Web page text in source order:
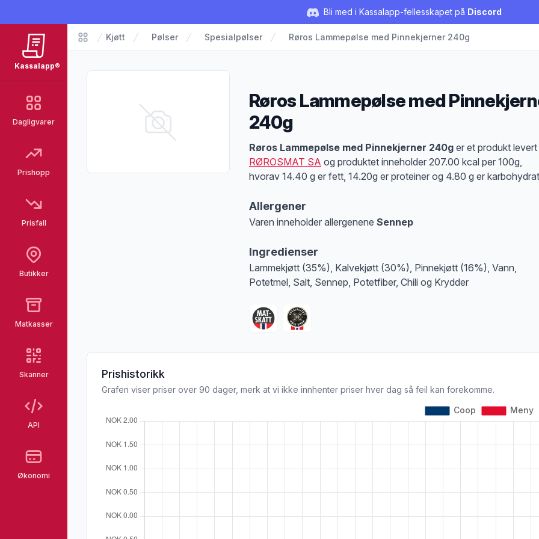
Bli med i Kassalapp-fellesskapet på Discord
Kassalapp®
Dagligvarer
Prishopp
Prisfall
Butikker
Matkasser
Skanner
API
Økonomi
Matvarer
Kjøtt Pølser Spesialpølser Røros Lammepølse med Pinnekjerner 240g
Røros Lammepølse med
240g
Produktbeskrivelse
Røros Lammepølse med Pinnekjerner 240g er et produkt
RØROSMAT SA og produktet inneholder 207.00 kcal per 100g,
hvorav 14.40 g er fett, 14.20g er proteiner og 4.80 g er
Allergener
Varen inneholder allergenene Sennep
Ingredienser
Lammekjøtt (35%), Kalvekjøtt (30%), Pinnekjøtt (16%), Vann,
Potetmel, Salt, Sennep, Potetfiber, Chili og Krydder
Prishistorikk
Grafen viser priser over 90 dager, merk at vi ikke innhenter priser hver dag så feil kan forekomme.